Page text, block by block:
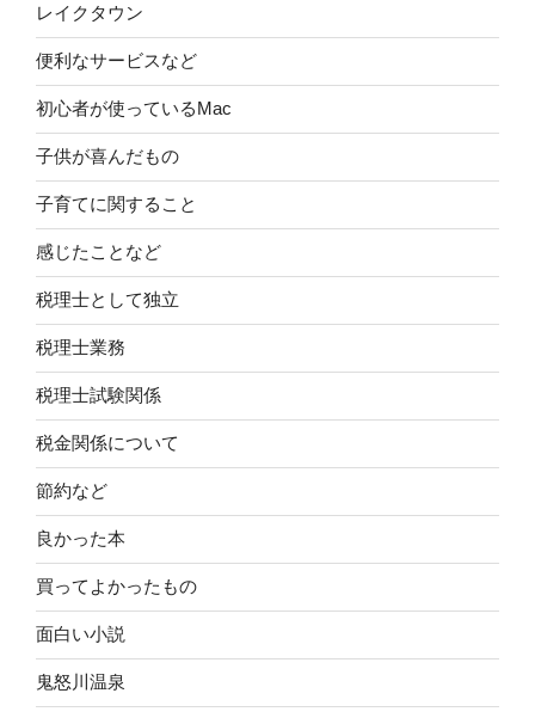
レイクタウン
便利なサービスなど
初心者が使っているMac
子供が喜んだもの
子育てに関すること
感じたことなど
税理士として独立
税理士業務
税理士試験関係
税金関係について
節約など
良かった本
買ってよかったもの
面白い小説
鬼怒川温泉